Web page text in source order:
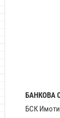
БАНКОВА
БСК Имоти